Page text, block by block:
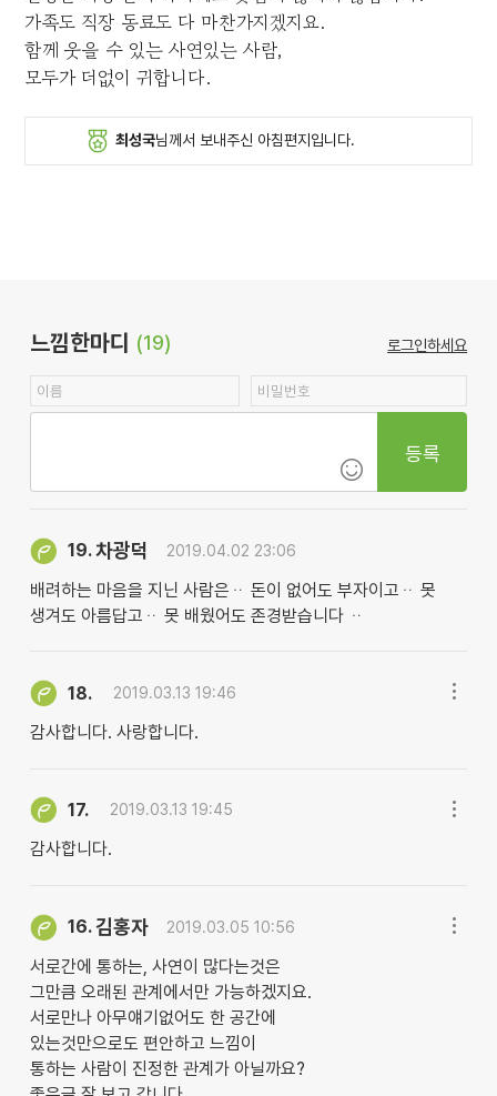
가족도 직장 동료도 다 마찬가지겠지요.
함께 웃을 수 있는 사연있는 사람,
모두가 더없이 귀합니다.
최성국님께서 보내주신 아침편지입니다.
느낌한마디 (19) 로그인하세요
등록
19.차광덕 2019.04.02 23:06
배려하는 마음을 지닌 사람은ᆢ 돈이 없어도 부자이고ᆢ 못
생겨도 아름답고ᆢ 못 배웠어도 존경받습니다 ᆢ
18. 2019.03.13 19:46
감사합니다. 사랑합니다.
17. 2019.03.13 19:45
감사합니다.
16.김홍자 2019.03.05 10:56
서로간에 통하는, 사연이 많다는것은
그만큼 오래된 관계에서만 가능하겠지요.
서로만나 아무얘기없어도 한 공간에
있는것만으로도 편안하고 느낌이
통하는 사람이 진정한 관계가 아닐까요?